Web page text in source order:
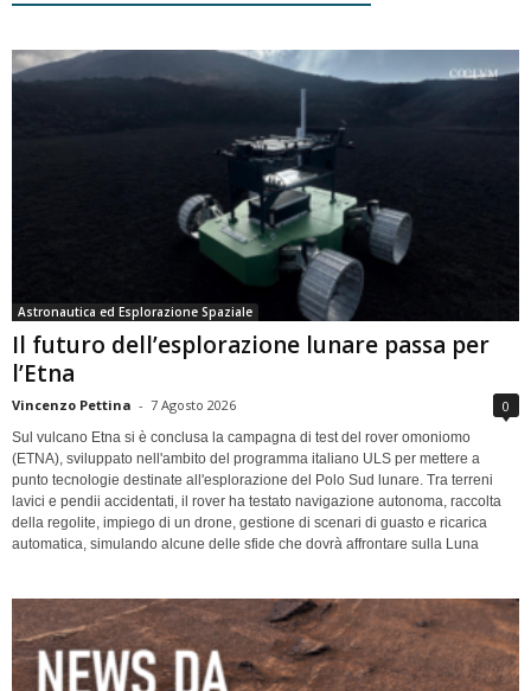
Astronautica ed Esplorazione Spaziale
Il futuro dell’esplorazione lunare passa per
l’Etna
Vincenzo Pettina - 7 Agosto 2026 0
Sul vulcano Etna si è conclusa la campagna di test del rover omoniomo
(ETNA), sviluppato nell'ambito del programma italiano ULS per mettere a
punto tecnologie destinate all'esplorazione del Polo Sud lunare. Tra terreni
lavici e pendii accidentati, il rover ha testato navigazione autonoma, raccolta
della regolite, impiego di un drone, gestione di scenari di guasto e ricarica
automatica, simulando alcune delle sfide che dovrà affrontare sulla Luna